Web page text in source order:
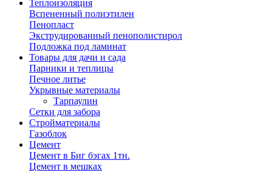
Теплоизоляция
Вспененный полиэтилен
Пенопласт
Экструдированный пенополистирол
Подложка под ламинат
Товары для дачи и сада
Парники и теплицы
Печное литье
Укрывные материалы
Тарпаулин
Сетки для забора
Стройматериалы
Газоблок
Цемент
Цемент в Биг бэгах 1тн.
Цемент в мешках